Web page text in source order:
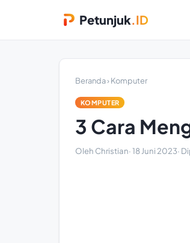
Petunjuk.ID
Beranda›Komputer
KOMPUTER
3 Cara
Oleh Christian·18 Juni 2023·